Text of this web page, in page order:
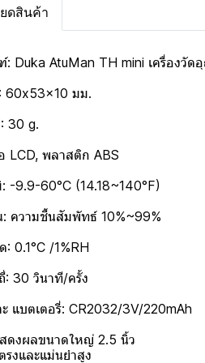
ดสินค้า
Duka AtuMan TH mini เครื่องวัด
60x53x10 มม.
30 g.
LCD, พลาสติก ABS
-9.9-60°C (14.18~140°F)
: ความชื้นสัมพัทธ์ 10%~99%
: 0.1°C /1%RH
: 30 วินาที/ครั้ง
แบตเตอรี่: CR2032/3V/220mAh
ดงผลขนาดใหญ่ 2.5 นิ้ว
รงและแม่นยำสูง